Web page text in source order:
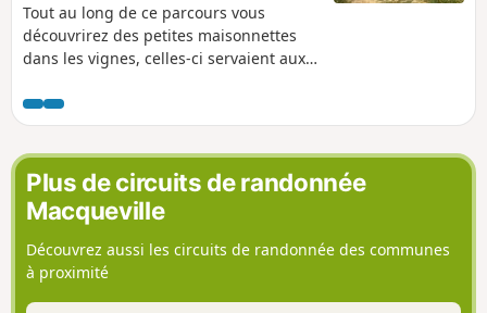
Tout au long de ce parcours vous
découvrirez des petites maisonnettes
dans les vignes, celles-ci servaient aux
mais aussi pour s'abriter lors des
pauses. L'une d'elle est accessible.
Plus de circuits de randonnée
Macqueville
Découvrez aussi les circuits de randonnée des communes
à proximité